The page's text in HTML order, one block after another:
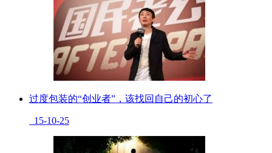
过度包装的“创业者”，该找回自己的初心了
15-10-25